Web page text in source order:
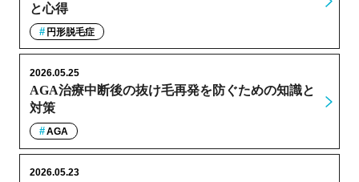
と心得
円形脱毛症
AGA治療中断後の抜け毛再発を防ぐための知識と
対策
2026.05.25
AGA
2026.05.23